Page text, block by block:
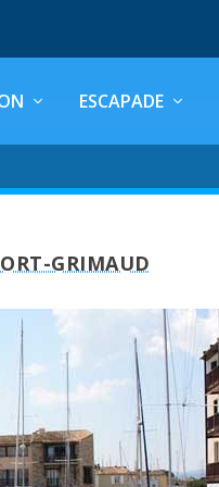
ESCAPADE
GRIMAUD